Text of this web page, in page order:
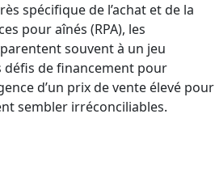
on
n’a
jamais
vendu
d’entreprise?
spécifique de l’achat et de la
pour aînés (RPA), les
souvent à un jeu
défis de financement pour
d’un prix de vente élevé pour
sembler irréconciliables.